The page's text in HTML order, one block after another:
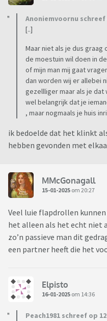
Anoniemvoornu schreef
[..]
Maar niet als je dus graag
de moestuin wil doen in
of mijn man mij gaat
dan worden wij er allebei
gezellliger maar als je
wel belangrijk dat je
, maar nogmaals je huis
ik bedoelde dat het klinkt
hebben gevonden met
MMcGonagall
15-01-2025 om 20:27
Veel luie flapdrollen
het alleen als het echt niet
zo’n passieve man dit
een partner heeft die het
Elpisto
16-01-2025 om 14:36
Peach1981 schreef op